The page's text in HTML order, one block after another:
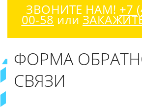
ЗВОНИТЕ НАМ! +7
00-58 или
ФОРМА
СВЯЗИ